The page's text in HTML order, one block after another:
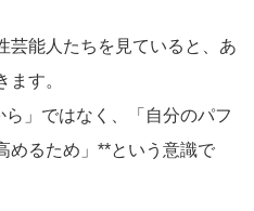
芸能人たちを見ていると、あ
す。
」ではなく、「自分のパフ
めるため」**という意識で